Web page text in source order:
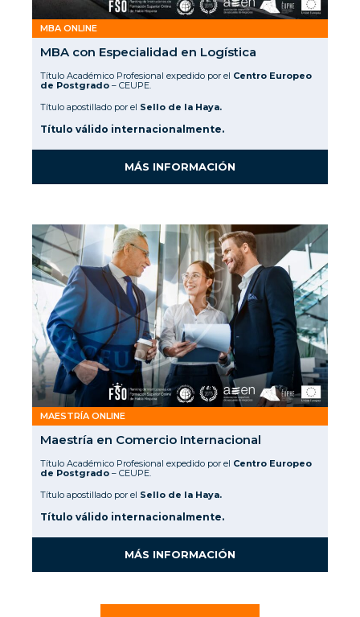
MBA ONLINE
MBA con Especialidad en Logística
Título Académico Profesional expedido por el Centro Europeo
de Postgrado – CEUPE.
Título apostillado por el Sello de la Haya.
Título válido internacionalmente.
MÁS INFORMACIÓN
MAESTRÍA ONLINE
Maestría en Comercio Internacional
Título Académico Profesional expedido por el Centro Europeo
de Postgrado – CEUPE.
Título apostillado por el Sello de la Haya.
Título válido internacionalmente.
MÁS INFORMACIÓN